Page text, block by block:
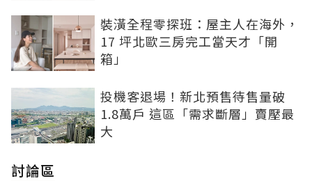
裝潢全程零探班：屋主人在海外，
17 坪北歐三房完工當天才「開
箱」
投機客退場！新北預售待售量破
1.8萬戶 這區「需求斷層」賣壓最
大
討論區